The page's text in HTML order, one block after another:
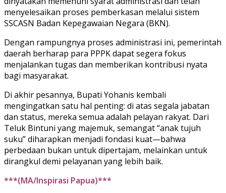
menyelesaikan proses pemberkasan melalui sistem
SSCASN Badan Kepegawaian Negara (BKN).
Dengan rampungnya proses administrasi ini, pemerintah
daerah berharap para PPPK dapat segera fokus
menjalankan tugas dan memberikan kontribusi nyata
bagi masyarakat.
Di akhir pesannya, Bupati Yohanis kembali
mengingatkan satu hal penting: di atas segala jabatan
dan status, mereka semua adalah pelayan rakyat. Dari
Teluk Bintuni yang majemuk, semangat “anak tujuh
suku” diharapkan menjadi fondasi kuat—bahwa
perbedaan bukan untuk dipertajam, melainkan untuk
dirangkul demi pelayanan yang lebih baik.
***(MA/Inspirasi Papua)***